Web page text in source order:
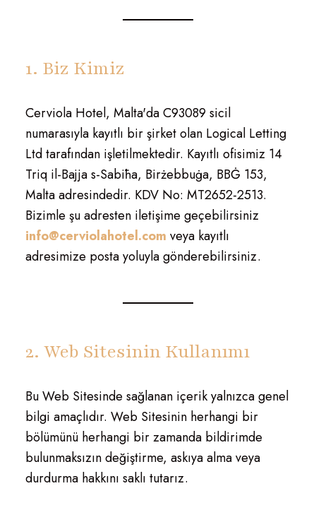
1. Biz Kimiz
Cerviola Hotel, Malta'da C93089 sicil
numarasıyla kayıtlı bir şirket olan Logical Letting
Ltd tarafından işletilmektedir. Kayıtlı ofisimiz 14
Triq il-Bajja s-Sabiħa, Birżebbuġa, BBĠ 153,
Malta adresindedir. KDV No: MT2652-2513.
Bizimle şu adresten iletişime geçebilirsiniz
info@cerviolahotel.com veya kayıtlı
adresimize posta yoluyla gönderebilirsiniz.
2. Web Sitesinin Kullanımı
Bu Web Sitesinde sağlanan içerik yalnızca genel
bilgi amaçlıdır. Web Sitesinin herhangi bir
bölümünü herhangi bir zamanda bildirimde
bulunmaksızın değiştirme, askıya alma veya
durdurma hakkını saklı tutarız.